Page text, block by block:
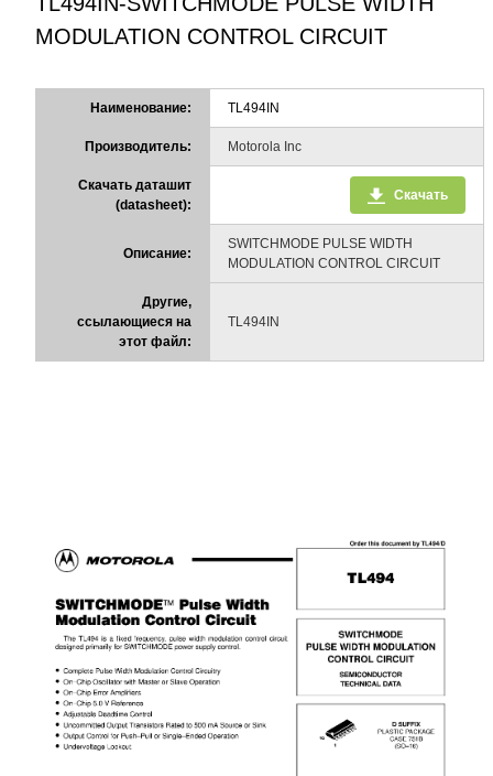
MODULATION CONTROL CIRCUIT
Наименование: TL494IN
Производитель: Motorola Inc
Скачать даташит
(datasheet):
Скачать
Описание:
SWITCHMODE PULSE WIDTH
MODULATION CONTROL CIRCUIT
Другие,
ссылающиеся на
этот файл:
TL494IN